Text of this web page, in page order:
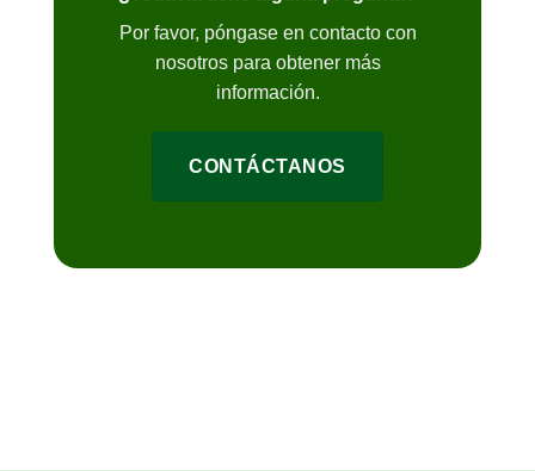
Por favor, póngase en contacto con
nosotros para obtener más
información.
CONTÁCTANOS